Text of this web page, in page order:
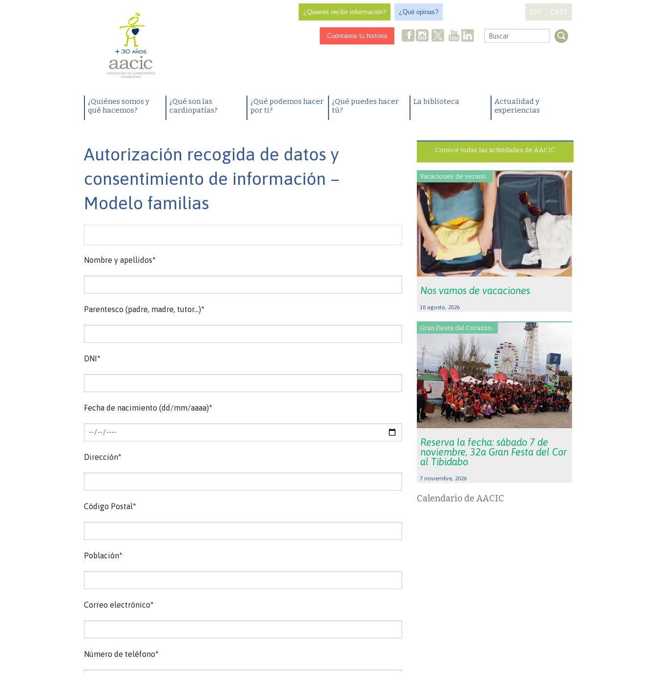
¿Quieres recibir información? ¿Qué opinas? CAT CAST
Cuéntanos tu historia .
¿Quiénes somos y
qué hacemos?
¿Qué son las
cardiopatías?
¿Qué podemos hacer
por ti?
¿Qué puedes hacer
tú?
La biblioteca
Actualidad y
experiencias
Autorización recogida de datos y
consentimiento de información –
Modelo familias
Nombre y apellidos*
Parentesco (padre, madre, tutor...)*
DNI*
Fecha de nacimiento (dd/mm/aaaa)*
Dirección*
Código Postal*
Población*
Correo electrónico*
Número de teléfono*
Conoce todas las actividades de AACIC
Vacaciones de verano.
Nos vamos de vacaciones
10 agosto, 2026
Gran Fiesta del Corazón.
Reserva la fecha: sábado 7 de
noviembre, 32a Gran Festa del Cor
al Tibidabo
7 noviembre, 2026
Calendario de AACIC